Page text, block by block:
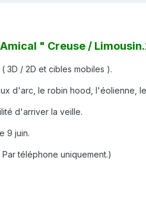
" Creuse /
3D / 2D et cibles mobiles ).
d'arc, le robin hood, l'éolienne,
d'arriver la veille.
9 juin.
Par téléphone uniquement.)